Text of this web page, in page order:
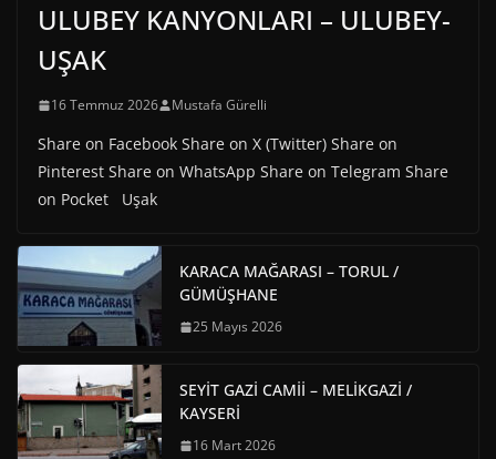
ULUBEY KANYONLARI – ULUBEY-
UŞAK
16 Temmuz 2026 Mustafa Gürelli
Share on Facebook Share on X (Twitter) Share on
Pinterest Share on WhatsApp Share on Telegram Share
on Pocket Uşak
KARACA MAĞARASI – TORUL /
GÜMÜŞHANE
25 Mayıs 2026
SEYİT GAZİ CAMİİ – MELİKGAZİ /
KAYSERİ
16 Mart 2026